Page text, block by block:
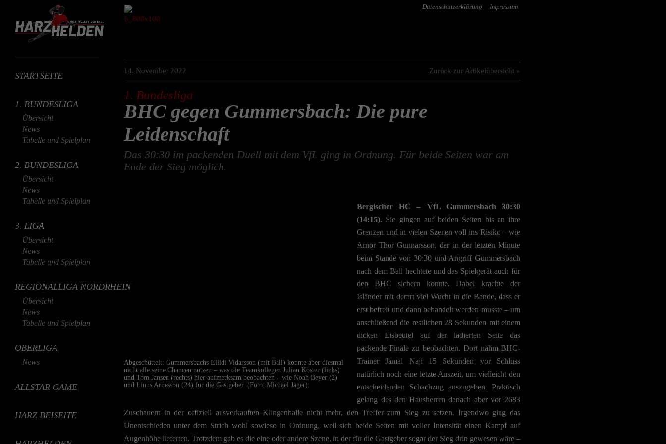
STARTSEITE
1. BUNDESLIGA
Übersicht
News
Tabelle und Spielplan
2. BUNDESLIGA
Übersicht
News
Tabelle und Spielplan
3. LIGA
Übersicht
News
Tabelle und Spielplan
REGIONALLIGA NORDRHEIN
Übersicht
News
Tabelle und Spielplan
OBERLIGA
News
ALLSTAR GAME
HARZ BEISEITE
Datenschutzerklärung Impressum
14. November 2022 Zurück zur Artikelübersicht »
1. Bundesliga
BHC gegen Gummersbach: Die pure
Leidenschaft
Das 30:30 im packenden Duell mit dem VfL ging in Ordnung. Für beide Seiten war am
Ende der Sieg möglich.
Abgeschüttelt: Gummersbachs Ellidi Vidarsson (mit Ball) konnte aber diesmal
nicht alle seine Chancen nutzen – was die Teamkollegen Julian Köster (links)
und Tom Jansen (rechts) hier aufmerksam beobachten – wie Noah Beyer (2)
und Linus Arnesson (24) für die Gastgeber. (Foto: Michael Jäger).
Bergischer HC – VfL Gummersbach 30:30
(14:15). Sie gingen auf beiden Seiten bis an ihre
Grenzen und in vielen Szenen voll ins Risiko – wie
Arnor Thor Gunnarsson, der in der letzten Minute
beim Stande von 30:30 und Angriff Gummersbach
nach dem Ball hechtete und das Spielgerät auch für
den BHC sichern konnte. Dabei krachte der
Isländer mit derart viel Wucht in die Bande, dass er
erst befreit und dann behandelt werden musste – um
anschließend die restlichen 28 Sekunden mit einem
dicken Eisbeutel auf der lädierten Seite das
packende Finale zu beobachten. Dort nahm BHC-
Trainer Jamal Naji 15 Sekunden vor Schluss
natürlich noch eine letzte Auszeit, um vielleicht den
entscheidenden Schachzug auszugeben. Praktisch
gelang des den Hausherren danach aber vor 2683
Zuschauern in der offiziell ausverkauften Klingenhalle nicht mehr, den Treffer zum Sieg zu setzen. Irgendwo ging das
Unentschieden unter dem Strich wohl sowieso in Ordnung, weil sich beide Seiten mit voller Intensität einen Kampf auf
Augenhöhe lieferten. Trotzdem gab es die eine oder andere Szene, in der für die Gastgeber sogar der Sieg drin gewesen wäre –